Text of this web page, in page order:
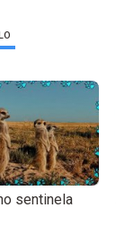
sentinela